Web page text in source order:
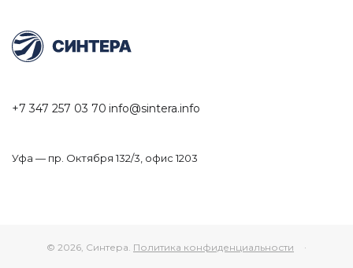
+7 347 257 03 70 info@sintera.info
Уфа — пр. Октября 132/3, офис 1203
© 2026, Синтера. Политика конфиденциальности ·